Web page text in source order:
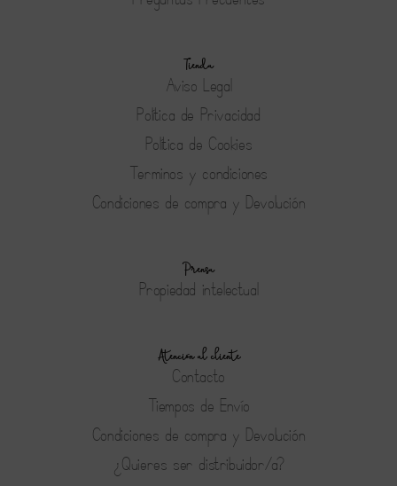
Tienda
Aviso Legal
Política de Privacidad
Política de Cookies
Terminos y condiciones
Condiciones de compra y Devolución
Prensa
Propiedad intelectual
Atención al cliente
Contacto
Tiempos de Envío
Condiciones de compra y Devolución
¿Quieres ser distribuidor/a?